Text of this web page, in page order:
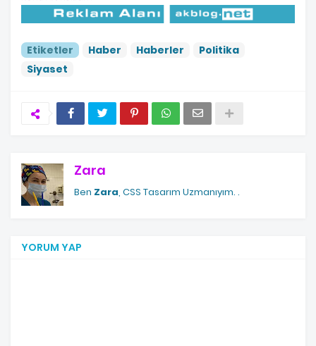
Etiketler Haber Haberler
Politika
Siyaset
Zara
Ben Zara, CSS Tasarım Uzmanıyım. .
YORUM YAP